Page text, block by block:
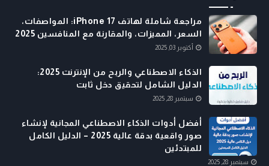
مراجعة شاملة لهاتف iPhone 17: المواصفات،
السعر، المميزات، والمقارنة مع المنافسين 2025
أكتوبر 03, 2025
الذكاء الاصطناعي والربح من الإنترنت 2025:
الدليل الشامل لتحقيق دخل ثابت
سبتمبر 28, 2025
أفضل أدوات الذكاء الاصطناعي المجانية لإنشاء
صور واقعية بدقة عالية 2025 – الدليل الكامل
للمبتدئين
سبتمبر 28, 2025